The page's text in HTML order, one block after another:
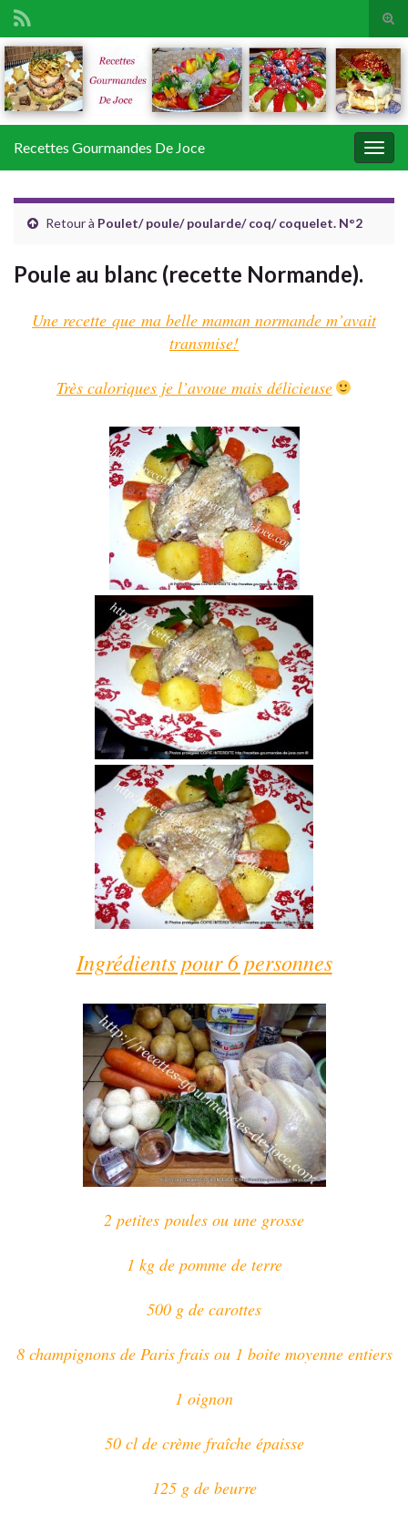
Search for:
Recettes Gourmandes De Joce
Retour à Poulet/ poule/ poularde/ coq/ coquelet. N°2
Poule au blanc (recette Normande).
Une recette que ma belle maman normande m’avait
transmise!
Très caloriques je l’avoue mais délicieuse
Ingrédients pour 6 personnes
2 petites poules ou une grosse
1 kg de pomme de terre
500 g de carottes
8 champignons de Paris frais ou 1 boite moyenne entiers
1 oignon
50 cl de crème fraîche épaisse
125 g de beurre